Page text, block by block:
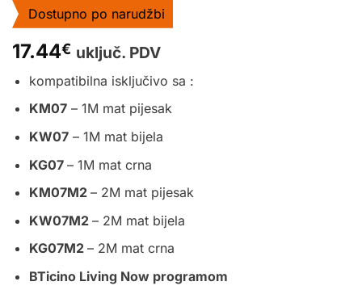
Dostupno po narudžbi
17.44€ uključ. PDV
kompatibilna isključivo sa :
KM07– 1M mat pijesak
KW07– 1M mat bijela
KG07 – 1M mat crna
KM07M2 – 2M mat pijesak
KW07M2 – 2M mat bijela
KG07M2 – 2M mat crna
BTicino Living Now programom